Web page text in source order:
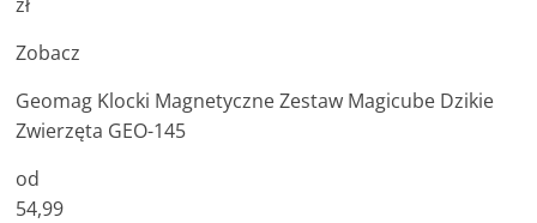
Zobacz
Geomag Klocki Magnetyczne Zestaw Magicube Dzikie
Zwierzęta GEO-145
od
54,99